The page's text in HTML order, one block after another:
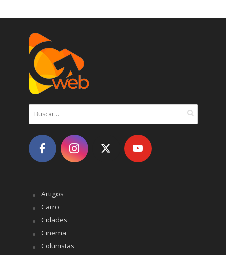
Artigos
Carro
Cidades
Cinema
Colunistas